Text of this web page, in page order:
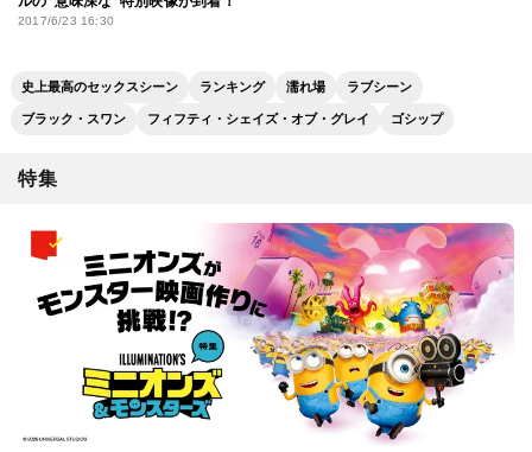
2017/6/23 16:30
史上最高のセックスシーン ランキング 濡れ場 ラブシーン
ブラック・スワン フィフティ・シェイズ・オブ・グレイ ゴシップ
特集